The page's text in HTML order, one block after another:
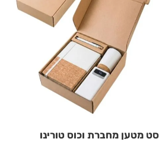
סט מטען מחברת וכוס טורינו